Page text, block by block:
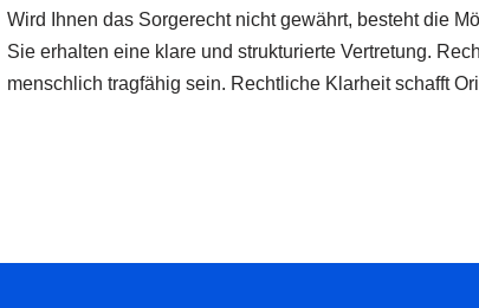
Wird Ihnen das Sorgerecht nicht gewährt, besteht die
Sie erhalten eine klare und strukturierte Vertretung.
menschlich tragfähig sein. Rechtliche Klarheit schafft